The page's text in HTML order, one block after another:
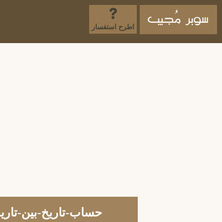
اطرح استفسار
حساب-تاريخ-بين-